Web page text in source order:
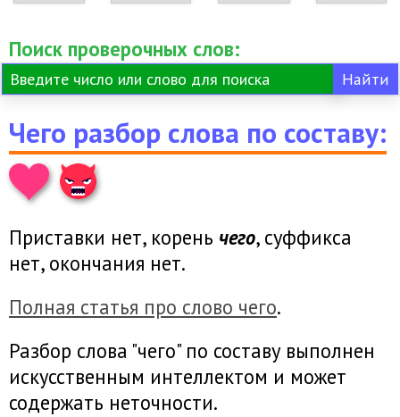
Поиск проверочных слов:
Чего разбор слова по составу:
Приставки нет, корень чего, суффикса
нет, окончания нет.
Полная статья про слово чего.
Разбор слова "чего" по составу выполнен
искусственным интеллектом и может
содержать неточности.